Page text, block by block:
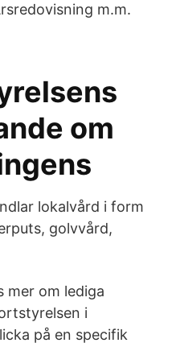
m.m.
om
lokalvård i form
golvvård,
mer om lediga
i
på en specifik